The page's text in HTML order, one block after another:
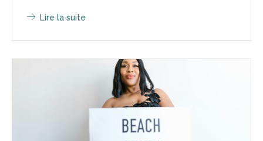
Lire la suite